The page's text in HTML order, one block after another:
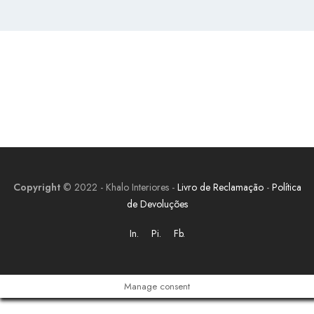
Copyright© 2022 - Khalo Interiores - Livro de Reclamação- Política
de Devoluções
In. Pi. Fb.
Manage consent